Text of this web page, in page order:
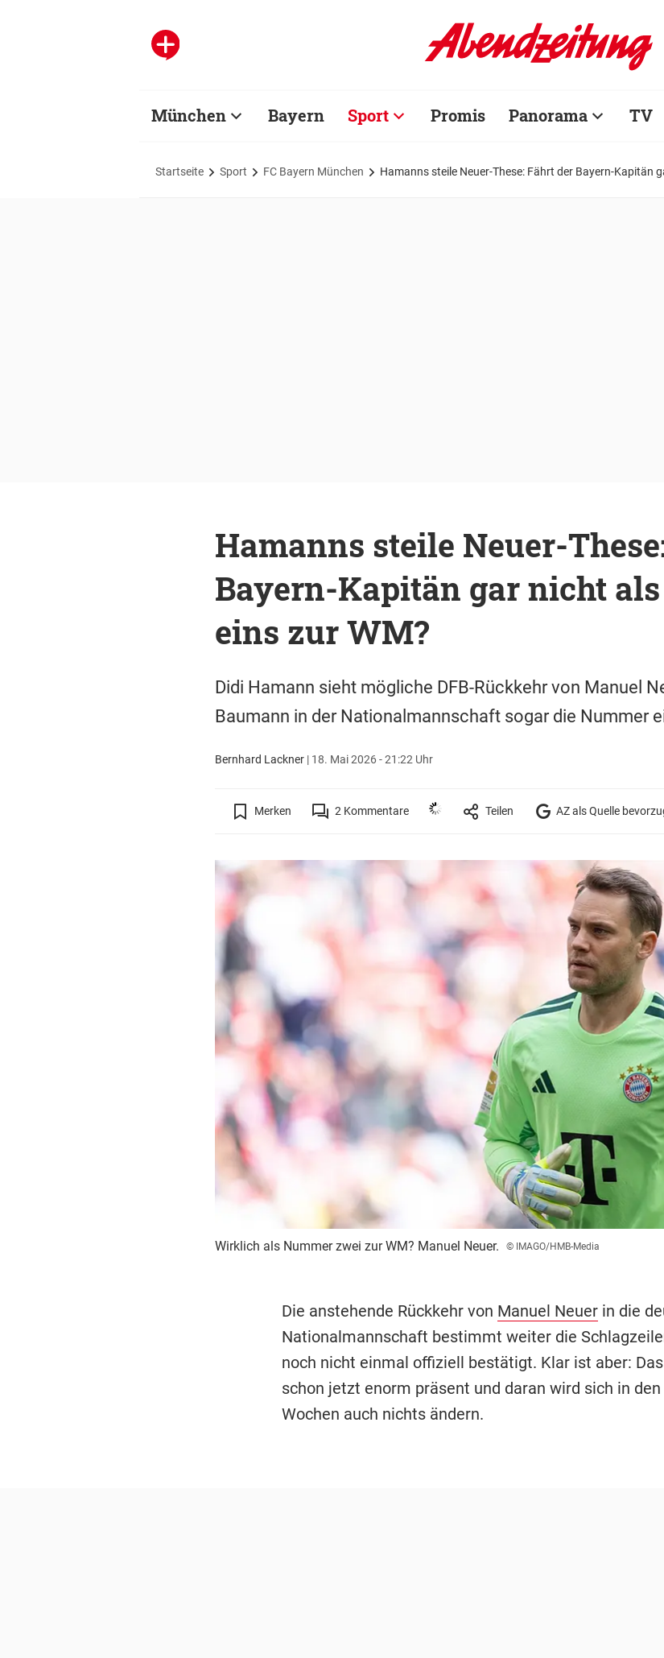
München Bayern Sport Promis Panorama TV
Startseite Sport FC Bayern München Hamanns steile Neuer-These: Fährt der Bayern-Kapitän
Hamanns steile Neuer-
Bayern-Kapitän gar nicht
eins zur WM?
Didi Hamann sieht mögliche DFB-Rückkehr von Manuel
Baumann in der Nationalmannschaft sogar die Nummer
Bernhard Lackner | 18. Mai 2026 - 21:22 Uhr
Merken 2 Kommentare Teilen AZ als Quelle
Wirklich als Nummer zwei zur WM? Manuel Neuer. © IMAGO/HMB-Media
Die anstehende Rückkehr von Manuel Neuerin die
Nationalmannschaft bestimmt weiter die
noch nicht einmal offiziell bestätigt. Klar ist aber:
schon jetzt enorm präsent und daran wird sich in
Wochen auch nichts ändern.